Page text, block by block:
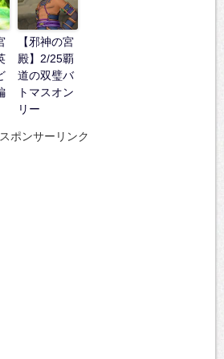
【邪神の宮
殿】2/25覇
道の双璧バ
トマスオン
リー
スポンサーリンク